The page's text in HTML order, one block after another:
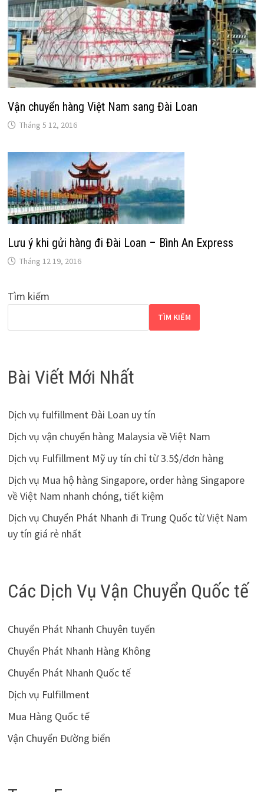
Vận chuyển hàng Việt Nam sang Đài Loan
Tháng 5 12, 2016
Lưu ý khi gửi hàng đi Đài Loan – Bình An Express
Tháng 12 19, 2016
Tìm kiếm
TÌM KIẾM
Bài Viết Mới Nhất
Dịch vụ fulfillment Đài Loan uy tín
Dịch vụ vận chuyển hàng Malaysia về Việt Nam
Dịch vụ Fulfillment Mỹ uy tín chỉ từ 3.5$/đơn hàng
Dịch vụ Mua hộ hàng Singapore, order hàng Singapore
về Việt Nam nhanh chóng, tiết kiệm
Dịch vụ Chuyển Phát Nhanh đi Trung Quốc từ Việt Nam
uy tín giá rẻ nhất
Các Dịch Vụ Vận Chuyển Quốc tế
Chuyển Phát Nhanh Chuyên tuyến
Chuyển Phát Nhanh Hàng Không
Chuyển Phát Nhanh Quốc tế
Dịch vụ Fulfillment
Mua Hàng Quốc tế
Vận Chuyển Đường biển